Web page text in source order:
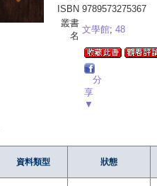
ISBN 9789573275367
叢書
名
文學館; 48
分
享
▼
資料類型 狀態